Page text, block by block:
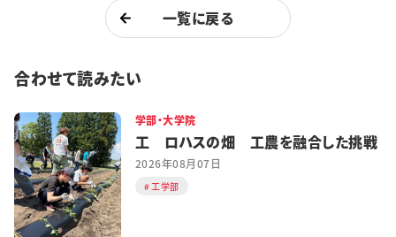
一覧に戻る
合わせて読みたい
学部・大学院
工 ロハスの畑 工農を融合した挑戦
2026年08月07日
工学部